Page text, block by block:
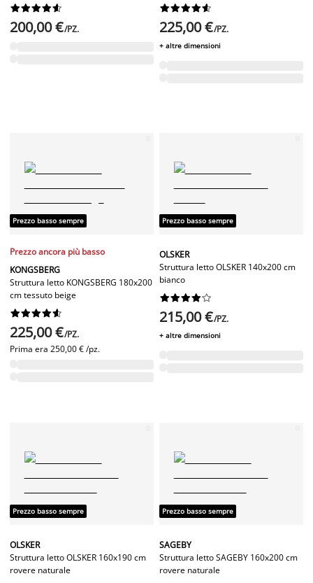






200,00 €/PZ.






225,00 €/PZ.
+ altre dimensioni
Prezzo basso sempre
Prezzo ancora più basso
KONGSBERG
Struttura letto KONGSBERG 180x200
cm tessuto beige






225,00 €/PZ.
Prima era 250,00 € /pz.
Prezzo basso sempre
OLSKER
Struttura letto OLSKER 140x200 cm
bianco






215,00 €/PZ.
+ altre dimensioni
Prezzo basso sempre
OLSKER
Struttura letto OLSKER 160x190 cm
rovere naturale
Prezzo basso sempre
SAGEBY
Struttura letto SAGEBY 160x200 cm
rovere naturale